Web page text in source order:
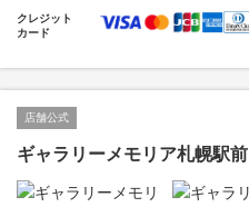
クレジット
カード
店舗公式
ギャラリーメモリア札幌駅前